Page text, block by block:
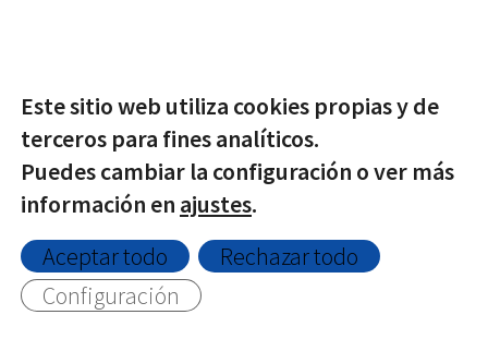
© Copyright -2026 | Todos los derechos reservados |
Protección de datos|Política de Privacidad
Política de Cookies
Este sitio web utiliza cookies propias y de
terceros para fines analíticos.
Puedes cambiar la configuración o ver más
información en ajustes.
Aceptar todo
Rechazar todo
Configuración